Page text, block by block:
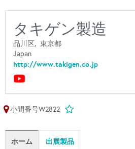
タキゲン製造
品川区, 東京都
Japan
http://www.takigen.co.jp
小間番号W2822
ホーム 出展製品